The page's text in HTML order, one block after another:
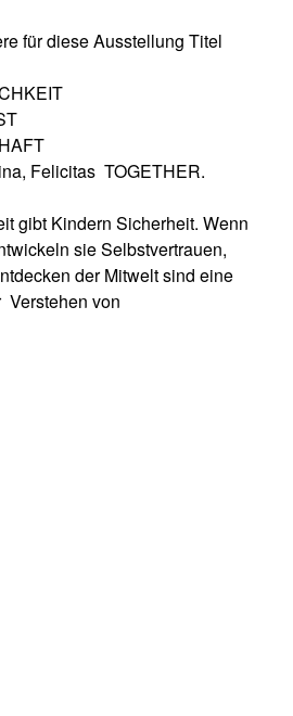
für diese Ausstellung Titel
Felicitas TOGETHER.
gibt Kindern Sicherheit. Wenn
sie Selbstvertrauen,
der Mitwelt sind eine
Verstehen von